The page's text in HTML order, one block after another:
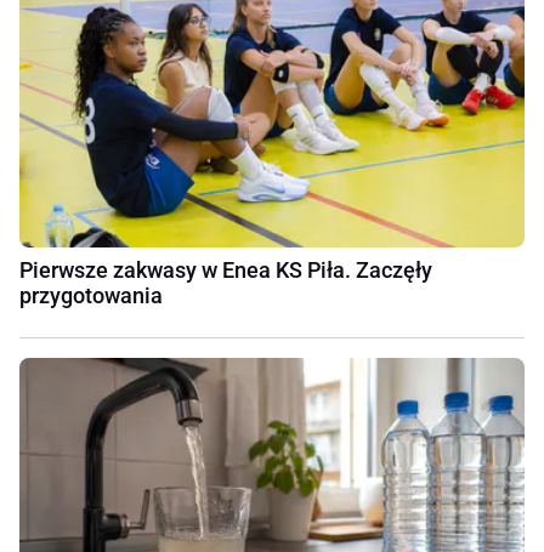
Pierwsze zakwasy w Enea KS Piła. Zaczęły
przygotowania